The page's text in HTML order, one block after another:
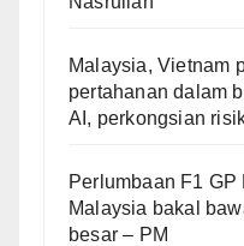
Malaysia, Vietnam
pertahanan dalam
AI, perkongsian
Perlumbaan F1
Malaysia bakal
besar – PM